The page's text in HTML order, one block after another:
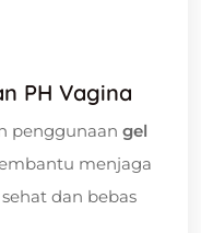
PH Vagina
penggunaan gel
menjaga
dan bebas